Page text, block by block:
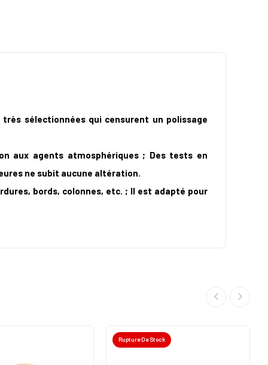
sélectionnées qui censurent un polissage
aux agents atmosphériques ; Des tests en
ne subit aucune altération.
bords, colonnes, etc. ; Il est adapté pour
Rupture De Stock